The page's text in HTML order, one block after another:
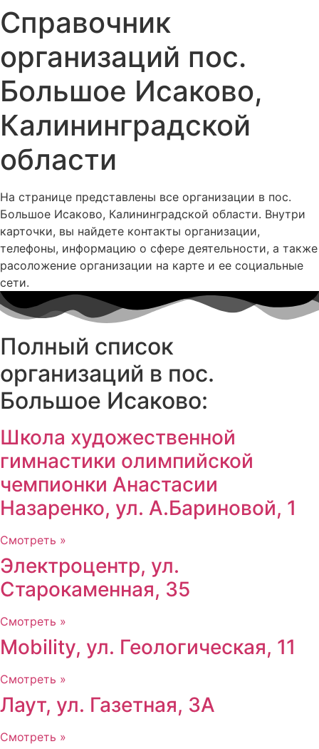
Справочник
организаций пос.
Большое Исаково,
Калининградской
области
На странице представлены все организации в пос.
Большое Исаково, Калининградской области. Внутри
карточки, вы найдете контакты организации,
телефоны, информацию о сфере деятельности, а также
расоложение организации на карте и ее социальные
сети.
Полный список
организаций в пос.
Большое Исаково:
Школа художественной
гимнастики олимпийской
чемпионки Анастасии
Назаренко, ул. А.Бариновой, 1
Смотреть »
Электроцентр, ул.
Старокаменная, 35
Смотреть »
Mobility, ул. Геологическая, 11
Смотреть »
Лаут, ул. Газетная, 3А
Смотреть »